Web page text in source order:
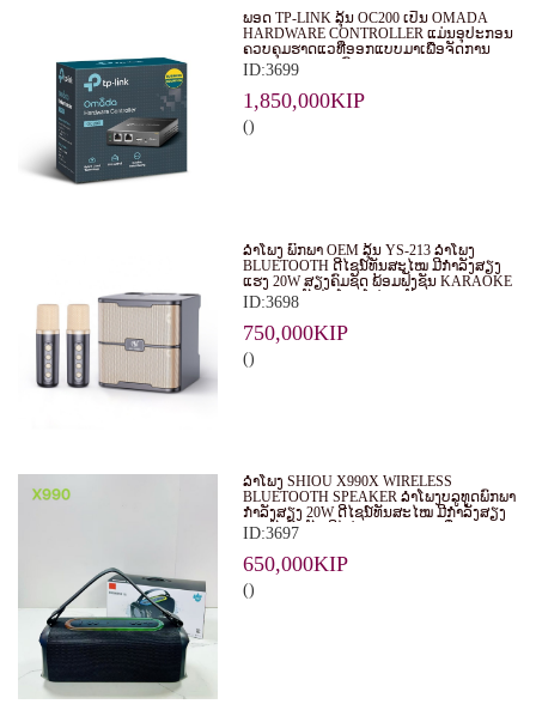
ພອດ TP-LINK ລຸ້ນ OC200 ເປັນ OMADA
HARDWARE CONTROLLER ແມ່ນອຸປະກອນ
ຄວບຄຸມຮາດແວທີ່ອອກແບບມາເພື່ອຈັດການ
ແລະ ຄວບຄຸມລະບົບ WI-FI ຂອງ OMADA
EAPS ໃນຮູບແບບສູນກາງ. ເໝາະສຳລັບ
ທຸລະກິດ, ຮ້ານອາຫານ, ໂຮງແຮມ ແລະ ອົງການ
ຕ່າງໆ.
ID:3699
1,850,000KIP
()
ລຳໂພງ ພົກພາ OEM ລຸ້ນ YS-213 ລຳໂພງ
BLUETOOTH ດີໄຊນ໌ທັນສະໄໝ ມີກຳລັງສຽງ
ແຮງ 20W ສຽງຄົມຊັດ ພ້ອມຟັງຊັນ KARAOKE
ແລະ ຮອງຮັບໄມໂຄຣໂຟນ 2 ອັນ
ID:3698
750,000KIP
()
ລຳໂພງ SHIOU X990X WIRELESS
BLUETOOTH SPEAKER ລຳໂພງບລູທູດພົກພາ
ກຳລັງສຽງ 20W ດີໄຊນ໌ທັນສະໄໝ ມີກຳລັງສຽງ
ແຮງດັງຄົມຊັດ ມີໄຟ RGB LIGHT ເພີ່ມ
ບັນຍາກາດໃນທຸກງານ
ID:3697
650,000KIP
()